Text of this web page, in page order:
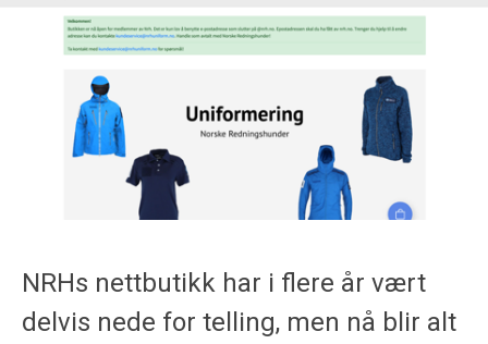
NRHs nettbutikk har i flere år vært
delvis nede for telling, men nå blir alt